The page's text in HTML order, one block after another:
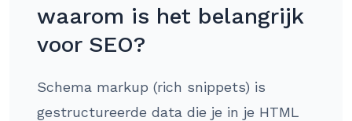
waarom is het belangrijk
voor SEO?
Schema markup (rich snippets) is
gestructureerde data die je in je HTML